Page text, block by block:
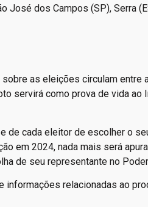
José dos Campos (SP), Serra
as eleições circulam entre
servirá como prova de vida ao
de cada eleitor de escolher o
em 2024, nada mais será
de seu representante no
informações relacionadas ao